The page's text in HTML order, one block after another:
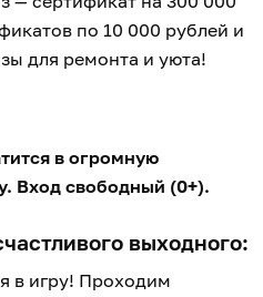
по 10 000 рублей и
для ремонта и уюта!
в огромную
Вход свободный (0+).
выходного:
в игру! Проходим